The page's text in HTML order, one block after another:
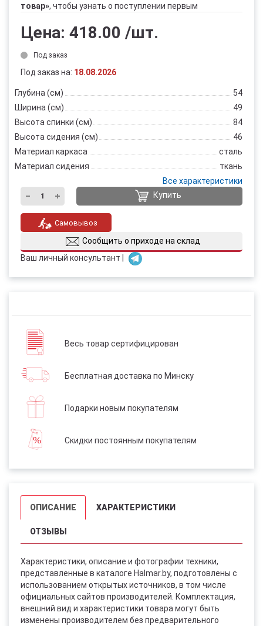
товар», чтобы узнать о поступлении первым
Цена: 418.00 /шт.
Под заказ
Под заказ на: 18.08.2026
Глубина (см)
54
Ширина (см)
49
Высота спинки (см)
84
Высота сидения (см)
46
Материал каркаса
сталь
Материал сидения
ткань
Все характеристики
Купить
Самовывоз
Сообщить о приходе на склад
Ваш личный консультант |
Весь товар сертифицирован
Бесплатная доставка по Минску
Подарки новым покупателям
Скидки постоянным покупателям
ОПИСАНИЕ ХАРАКТЕРИСТИКИ
ОТЗЫВЫ
Характеристики, описание и фотографии техники,
представленные в каталоге Halmar.by, подготовлены с
использованием открытых источников, в том числе
официальных сайтов производителей. Комплектация,
внешний вид и характеристики товара могут быть
изменены производителем без предварительного